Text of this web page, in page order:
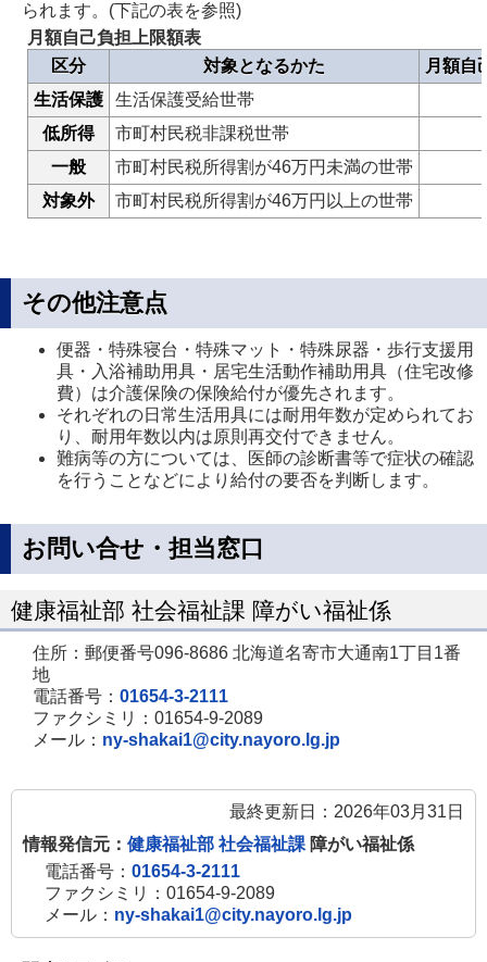
られます。(下記の表を参照)
月額自己負担上限額表
区分
対象となるかた 月 額自
生活保護
生活保護受給世帯
低所得
市町村民税非課税世帯
一般
市町村民税所得割が46万円未満の世帯
対象外
市町村民税所得割が46万円以上の世帯
その他注意点
便器・特殊寝台・特殊マット・特殊尿器・歩行支援用
具・入浴補助用具・居宅生活動作補助用具（住宅改修
費）は介護保険の保険給付が優先されます。
それぞれの日常生活用具には耐用年数が定められてお
り、耐用年数以内は原則再交付できません。
難病等の方については、医師の診断書等で症状の確認
を行うことなどにより給付の要否を判断します。
お問い合せ・担当窓口
健康福祉部 社会福祉課 障がい福祉係
住所：郵便番号096-8686 北海道名寄市大通南1丁目1番
地
電話番号： 01654-3-2111
ファクシミリ：01654-9-2089
メール： ny-shakai1@city.nayoro.lg.jp
最終更新日：2026年03月31日
情報発信元： 健康福祉部 社会福祉課 障がい福祉係
電話番号： 01654-3-2111
ファクシミリ：01654-9-2089
メール： ny-shakai1@city.nayoro.lg.jp